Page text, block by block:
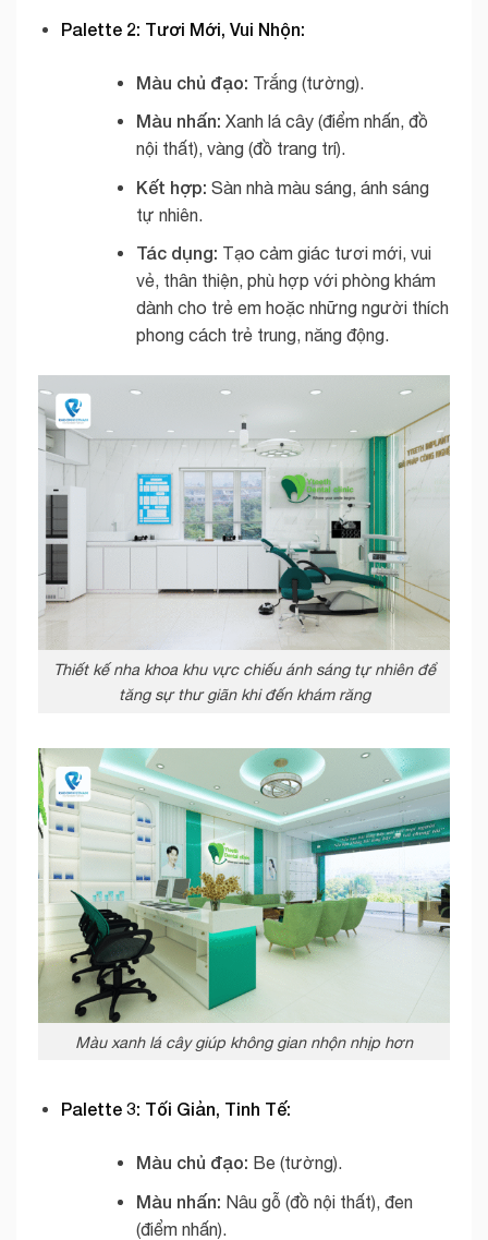
Palette 2: Tươi Mới, Vui Nhộn:
Màu chủ đạo: Trắng (tường).
Màu nhấn: Xanh lá cây (điểm nhấn, đồ
nội thất), vàng (đồ trang trí).
Kết hợp: Sàn nhà màu sáng, ánh sáng
tự nhiên.
Tác dụng: Tạo cảm giác tươi mới, vui
vẻ, thân thiện, phù hợp với phòng khám
dành cho trẻ em hoặc những người thích
phong cách trẻ trung, năng động.
Thiết kế nha khoa khu vực chiếu ánh sáng tự nhiên để
tăng sự thư giãn khi đến khám răng
Màu xanh lá cây giúp không gian nhộn nhịp hơn
Palette 3: Tối Giản, Tinh Tế:
Màu chủ đạo: Be (tường).
Màu nhấn: Nâu gỗ (đồ nội thất), đen
(điểm nhấn).